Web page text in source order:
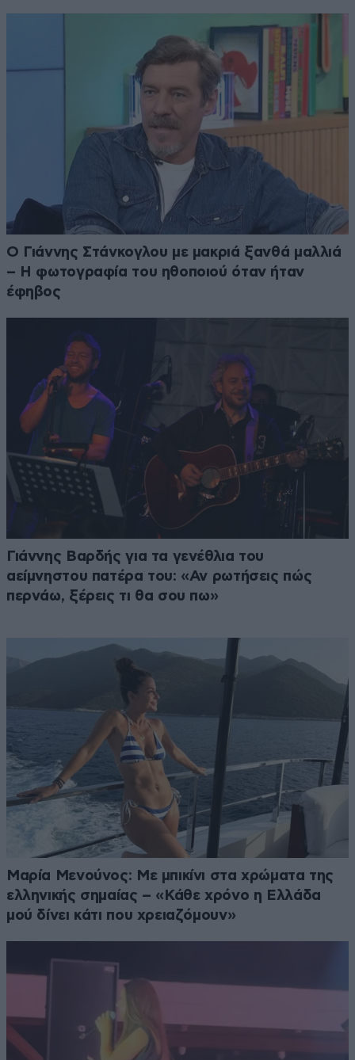
Ο Γιάννης Στάνκογλου με μακριά ξανθά μαλλιά
– Η φωτογραφία του ηθοποιού όταν ήταν
έφηβος
Γιάννης Βαρδής για τα γενέθλια του
αείμνηστου πατέρα του: «Αν ρωτήσεις πώς
περνάω, ξέρεις τι θα σου πω»
Μαρία Μενούνος: Με μπικίνι στα χρώματα της
ελληνικής σημαίας – «Κάθε χρόνο η Ελλάδα
μού δίνει κάτι που χρειαζόμουν»